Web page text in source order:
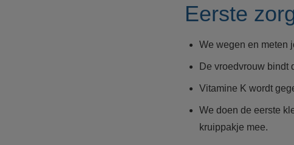
Eerste
We wegen en meten
De vroedvrouw bindt
Vitamine K wordt
We doen de eerste
kruippakje mee.